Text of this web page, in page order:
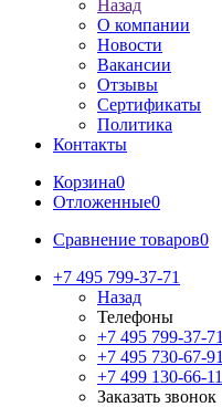
Назад
О компании
Новости
Вакансии
Отзывы
Сертификаты
Политика
Контакты
Корзина0
Отложенные0
Сравнение товаров0
+7 495 799-37-71
Назад
Телефоны
+7 495 799-37-71
+7 495 730-67-91
+7 499 130-66-11
Заказать звонок